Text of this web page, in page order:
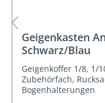
Geigenkasten
Schwarz/Blau
Geigenkoffer 1/8, 1/
Zubehörfach,
Bogenhalterungen